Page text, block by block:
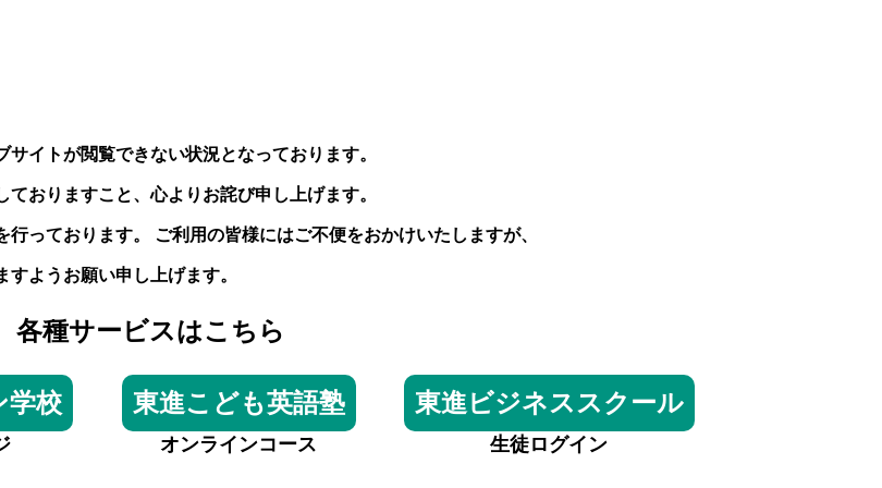
イトが閲覧できない状況となっております。
おりますこと、心よりお詫び申し上げます。
っております。 ご利用の皆様にはご不便をおかけいたしますが、
ようお願い申し上げます。
各種サービスはこちら
学校 東進こども英語塾
オンラインコース
東進ビジネススクール
生徒ログイン